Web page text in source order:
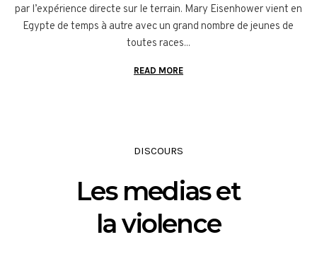
par l’expérience directe sur le terrain. Mary Eisenhower vient en
Egypte de temps à autre avec un grand nombre de jeunes de
toutes races...
READ MORE
DISCOURS
Les medias et
la violence